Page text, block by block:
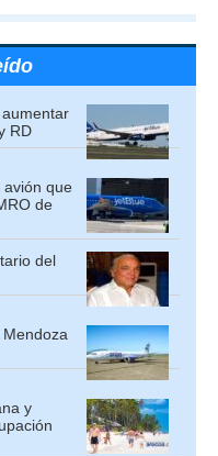
RD
avión que
de
del
y